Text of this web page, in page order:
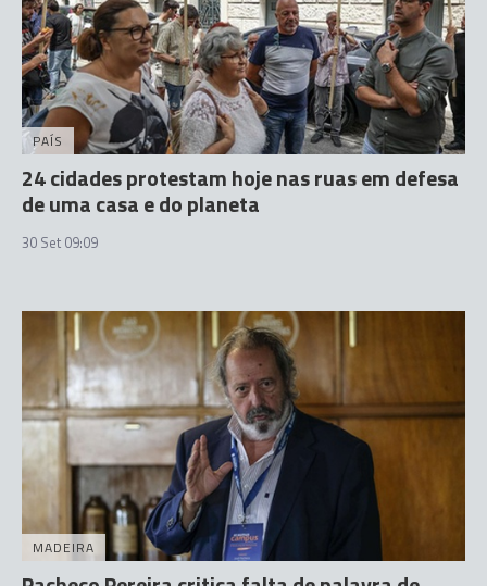
PAÍS
24 cidades protestam hoje nas ruas em defesa
de uma casa e do planeta
30 Set 09:09
MADEIRA